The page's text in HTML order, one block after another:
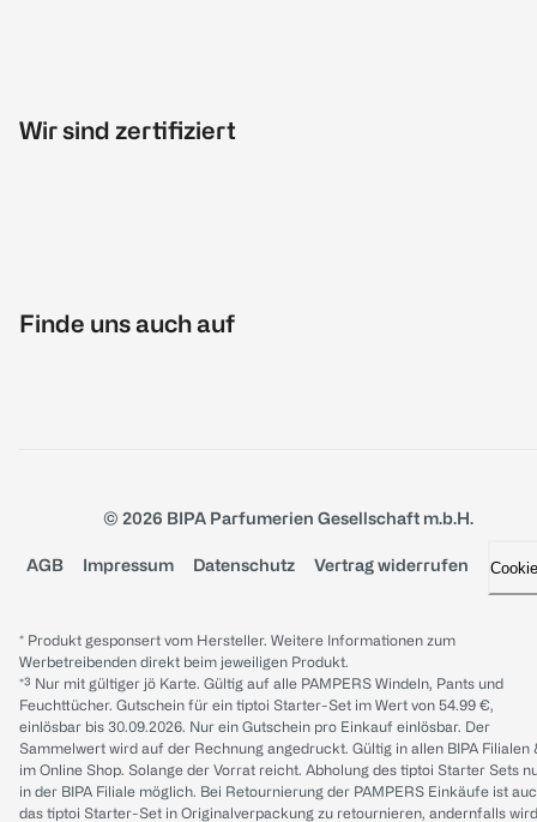
Wir sind zertifiziert
Finde uns auch auf
© 2026 BIPA Parfumerien Gesellschaft m.b.H.
AGB Impressum Datenschutz Vertrag widerrufen
* Produkt gesponsert vom Hersteller. Weitere Informationen zum
Werbetreibenden direkt beim jeweiligen Produkt.
*³ Nur mit gültiger jö Karte. Gültig auf alle PAMPERS Windeln, Pants und
Feuchttücher. Gutschein für ein tiptoi Starter-Set im Wert von 54.99 €,
einlösbar bis 30.09.2026. Nur ein Gutschein pro Einkauf einlösbar. Der
Sammelwert wird auf der Rechnung angedruckt. Gültig in allen BIPA Filialen
im Online Shop. Solange der Vorrat reicht. Abholung des tiptoi Starter Sets
in der BIPA Filiale möglich. Bei Retournierung der PAMPERS Einkäufe ist
das tiptoi Starter-Set in Originalverpackung zu retournieren, andernfalls wird